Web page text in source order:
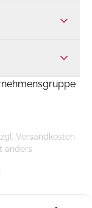
Versandkosten
anders